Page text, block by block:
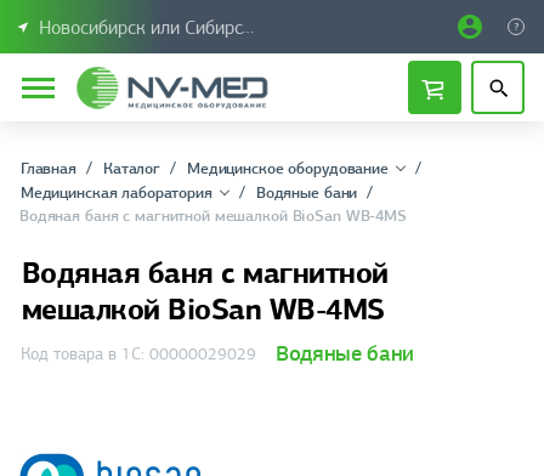
Новосибирск или Сибирский федеральный округ
Главная Каталог
Медицинское оборудование
Медицинская лаборатория
Водяные бани
Водяная баня с магнитной мешалкой BioSan WB-4MS
Водяная баня с магнитной
мешалкой BioSan WB-4MS
Код товара в 1С: 00000029029 Водяные бани